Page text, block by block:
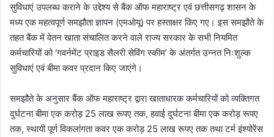
सुविधाएं उपलब्ध कराने के उद्देश्य से बैंक ऑफ महाराष्ट्र एवं छत्तीसगढ़ शासन के
मध्य एक महत्वपूर्ण समझौता ज्ञापन (एमओयू) पर हस्ताक्षर किए गए। इस समझौते के
तहत बैंक में वेतन खाता संचालित करने वाले राज्य सरकार के सभी नियमित
कर्मचारियों को ‘गवर्नमेंट प्राइड सैलरी सेविंग स्कीम’ के अंतर्गत उन्नत निःशुल्क
सुविधाएं एवं बीमा कवर प्रदान किए जाएंगे।
समझौते के अनुसार बैंक ऑफ महाराष्ट्र द्वारा खाताधारक कर्मचारियों को व्यक्तिगत
दुर्घटना बीमा एक करोड़ 25 लाख रूपए तक, हवाई दुर्घटना बीमा एक करोड़ रूपए
तक, स्थायी पूर्ण विकलांगता कवर एक करोड़ 25 लाख रूपए तक तथा टर्म इंश्योरेंस